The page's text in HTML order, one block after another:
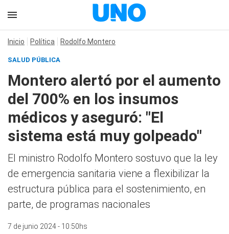
Inicio Política Rodolfo Montero
SALUD PÚBLICA
Montero alertó por el aumento
del 700% en los insumos
médicos y aseguró: "El
sistema está muy golpeado"
El ministro Rodolfo Montero sostuvo que la ley
de emergencia sanitaria viene a flexibilizar la
estructura pública para el sostenimiento, en
parte, de programas nacionales
7 de junio 2024 - 10:50hs